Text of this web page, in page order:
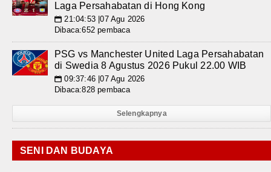
Laga Persahabatan di Hong Kong
📅 21:04:53 |07 Agu 2026
Dibaca:652 pembaca
PSG vs Manchester United Laga Persahabatan
di Swedia 8 Agustus 2026 Pukul 22.00 WIB
📅 09:37:46 |07 Agu 2026
Dibaca:828 pembaca
Selengkapnya
SENI DAN BUDAYA